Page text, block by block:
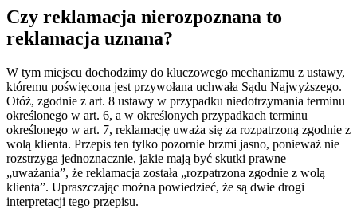
Czy reklamacja nierozpoznana to
reklamacja uznana?
W tym miejscu dochodzimy do kluczowego mechanizmu z ustawy,
któremu poświęcona jest przywołana uchwała Sądu Najwyższego.
Otóż, zgodnie z art. 8 ustawy w przypadku niedotrzymania terminu
określonego w art. 6, a w określonych przypadkach terminu
określonego w art. 7, reklamację uważa się za rozpatrzoną zgodnie z
wolą klienta. Przepis ten tylko pozornie brzmi jasno, ponieważ nie
rozstrzyga jednoznacznie, jakie mają być skutki prawne
„uważania”, że reklamacja została „rozpatrzona zgodnie z wolą
klienta”. Upraszczając można powiedzieć, że są dwie drogi
interpretacji tego przepisu.